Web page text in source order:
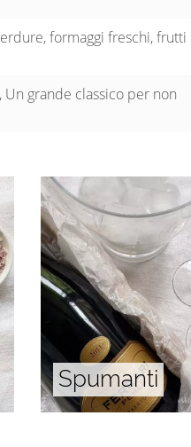
formaggi freschi, frutti
Un grande classico per non
Spumanti